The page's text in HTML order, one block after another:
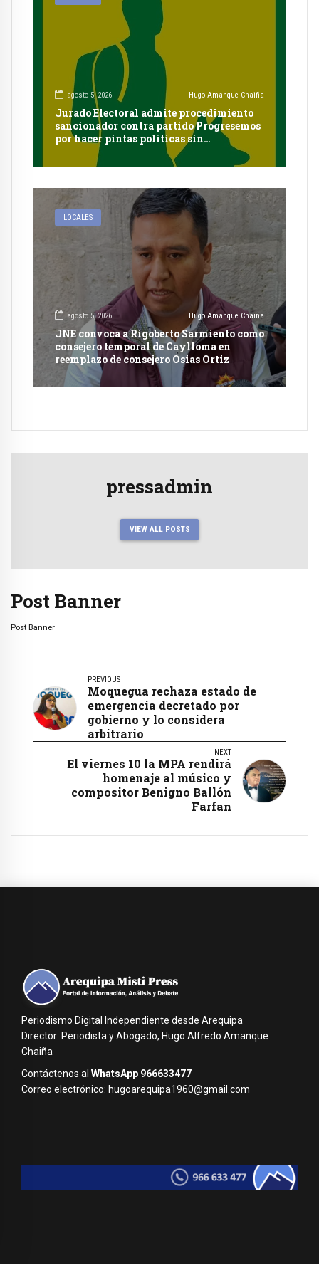
agosto 5, 2026 Hugo Amanque Chaiña
Jurado Electoral admite procedimiento
sancionador contra partido Progresemos
por hacer pintas políticas sin
autorización en Cayma
LOCALES
agosto 5, 2026 Hugo Amanque Chaiña
JNE convoca a Rigoberto Sarmiento como
consejero temporal de Caylloma en
reemplazo de consejero Osias Ortiz
pressadmin
VIEW ALL POSTS
Post Banner
Post Banner
PREVIOUS
Moquegua rechaza estado de
emergencia decretado por
gobierno y lo considera
arbitrario
NEXT
El viernes 10 la MPA rendirá
homenaje al músico y
compositor Benigno Ballón
Farfan
Periodismo Digital Independiente desde Arequipa
Director: Periodista y Abogado, Hugo Alfredo Amanque
Chaiña
Contáctenos al WhatsApp 966633477
Correo electrónico: hugoarequipa1960@gmail.com